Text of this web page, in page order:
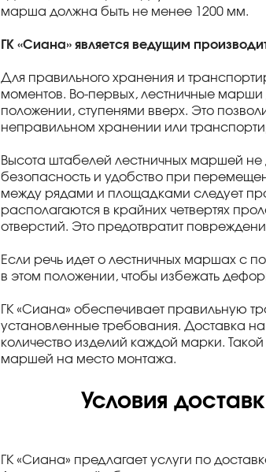
марша должна быть не менее 1200 мм.
ГК «Сиана» является ведущим
Для правильного хранения и
моментов. Во-первых, лестничные
положении, ступенями вверх. Это
неправильном хранении или
Высота штабелей лестничных маршей
безопасность и удобство при
между рядами и площадками следует
располагаются в крайних четвертях
отверстий. Это предотвратит
Если речь идет о лестничных маршах с
в этом положении, чтобы избежать
ГК «Сиана» обеспечивает правильную
установленные требования. Доставка
количество изделий каждой марки.
маршей на место монтажа.
Условия
ГК «Сиана» предлагает услуги по